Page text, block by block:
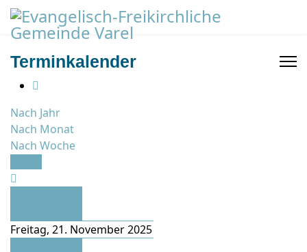
Terminkalender
Nach Jahr
Nach Monat
Nach Woche
Freitag, 21. November 2025